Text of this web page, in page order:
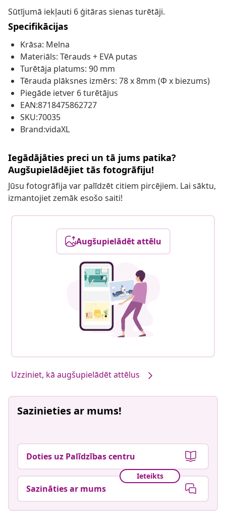
Sūtījumā iekļauti 6 ģitāras sienas turētāji.
Specifikācijas
Krāsa: Melna
Materiāls: Tērauds + EVA putas
Turētāja platums: 90 mm
Tērauda plāksnes izmērs: 78 x 8mm (Φ x biezums)
Piegāde ietver 6 turētājus
EAN:8718475862727
SKU:70035
Brand:vidaXL
Iegādājāties preci un tā jums patika?
Augšupielādējiet tās fotogrāfiju!
Jūsu fotogrāfija var palīdzēt citiem pircējiem. Lai sāktu,
izmantojiet zemāk esošo saiti!
Augšupielādēt attēlu
Uzziniet, kā augšupielādēt attēlus
Sazinieties ar mums!
Doties uz Palīdzības centru
Ieteikts
Sazināties ar mums